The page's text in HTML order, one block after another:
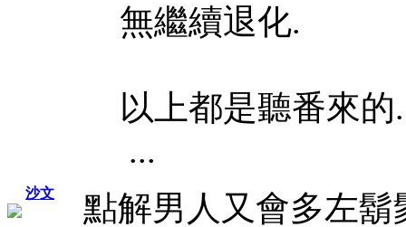
沙文
無繼續退化.
以上都是聽番來的.
...
點解男人又會多左